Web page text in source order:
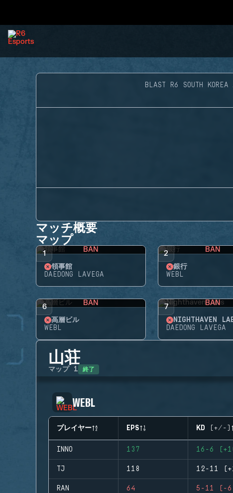
BLAST R6 SOUTH KOREA
マッチ概要
マップ
1 BAN
領事館
DAEDONG LAVEGA
2 BAN
銀行
WEBL
6 BAN
高層ビル
WEBL
7 BAN
NIGHTHAVEN
DAEDONG LAVEGA
山荘
マップ 1 終了
WEBL
プレイヤー EPS KD (+/-)
INNO 137 16-6
TJ 118 12-11
RAN 64 5-11 (-